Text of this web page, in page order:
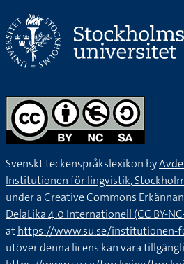
Svenskt teckenspråkslexikon by
Institutionen för lingvistik,
under aCreative Commons
DelaLika 4.0 Internationell (CC BY-
athttps://www.su.se/institutionen-
utöver denna licens kan vara